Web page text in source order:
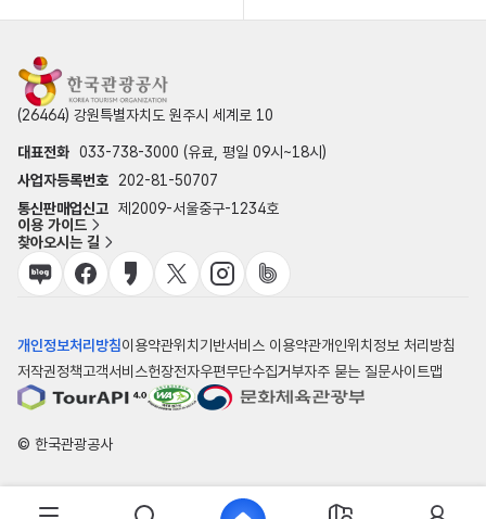
(26464) 강원특별자치도 원주시 세계로 10
대표전화 033-738-3000 (유료, 평일 09시~18시)
사업자등록번호
202-81-50707
통신판매업신고 제2009-서울중구-1234호
이용 가이드
찾아오시는 길
개인정보처리방침이용약관위치기반서비스 이용약관개인위치정보 처리방침
저작권정책고객서비스헌장전자우편무단수집거부자주 묻는 질문사이트맵
© 한국관광공사